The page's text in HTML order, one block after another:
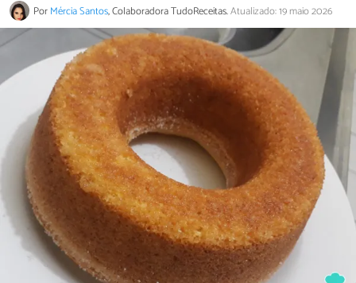
PorMércia Santos, Colaboradora TudoReceitas.Atualizado: 19 maio 2026